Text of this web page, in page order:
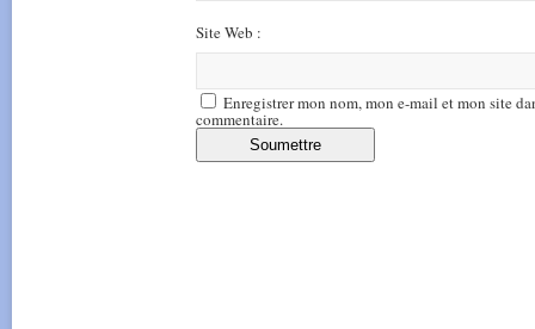
Site Web :
Enregistrer mon nom, mon e-mail et mon site
commentaire.